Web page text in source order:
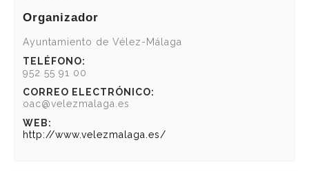
Organizador
Ayuntamiento de Vélez-Málaga
TELÉFONO:
952 55 91 00
CORREO ELECTRÓNICO:
oac@velezmalaga.es
WEB:
http://www.velezmalaga.es/